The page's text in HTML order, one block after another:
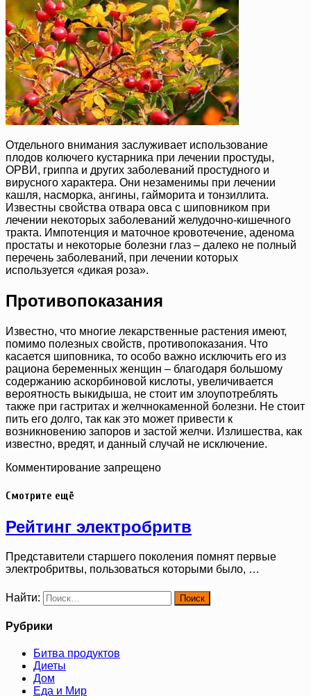
Отдельного внимания заслуживает использование
плодов колючего кустарника при лечении простуды,
ОРВИ, гриппа и других заболеваний простудного и
вирусного характера. Они незаменимы при лечении
кашля, насморка, ангины, гайморита и тонзиллита.
Известны свойства отвара овса с шиповником при
лечении некоторых заболеваний желудочно-кишечного
тракта. Импотенция и маточное кровотечение, аденома
простаты и некоторые болезни глаз – далеко не полный
перечень заболеваний, при лечении которых
используется «дикая роза».
Противопоказания
Известно, что многие лекарственные растения имеют,
помимо полезных свойств, противопоказания. Что
касается шиповника, то особо важно исключить его из
рациона беременных женщин – благодаря большому
содержанию аскорбиновой кислоты, увеличивается
вероятность выкидыша, не стоит им злоупотреблять
также при гастритах и желчнокаменной болезни. Не стоит
пить его долго, так как это может привести к
возникновению запоров и застой желчи. Излишества, как
известно, вредят, и данный случай не исключение.
Комментирование запрещено
Смотрите ещё
Рейтинг электробритв
Представители старшего поколения помнят первые
электробритвы, пользоваться которыми было, …
Найти:
Рубрики
Битва продуктов
Диеты
Дом
Еда и Мир